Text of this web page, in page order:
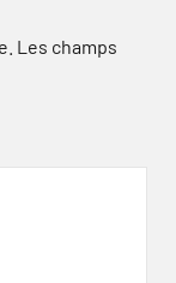
Les champs